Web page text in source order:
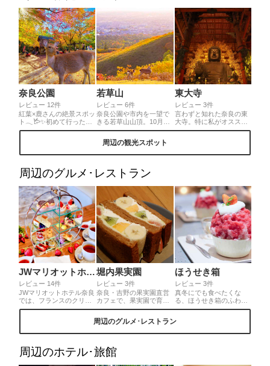
奈良公園
レビュー 12件
紅葉×鹿さんの絶景スポッ
ト𓂃𐂂✨初めて行ったけ
ど想像以上に鹿さんだら
◍)՞頭上下に揺らしてて
～と思ったら、鹿せんべ
いちょうだいって意味ら
い鹿さんに癒された🍀
若草山
レビュー 6件
奈良公園や市内を一望で
きる若草山山頂。10月下
旬から紅葉が始まり、魅
力増す景色を楽しめま
す。写真は去年11月初め
のものです。
東大寺
レビュー 3件
言わずと知れた奈良の東
大寺。特に私がオススメ
したいのは、8月15日の
た大仏さんの表情は、写
周辺の観光スポット
周辺のグルメ･レストラン
JWマリオットホテル奈良 FLYING STAG
レビュー 14件
JWマリオットホテル奈良
では、フランスのクリス
タルメゾンブランド
💕"ボタニカ"をテーマ
やハーブを添えて華やか
に仕上がったアフタヌー
堀内果実園
レビュー 3件
奈良・吉野の果実園直営
カフェで、果実園で育っ
た新鮮果物がいただけま
す。特にぶつ切り果物た
っぷりのフルーツサンド
はイチオシ♡果物の旨さ
糖パンに甘すぎないクリ
ームとの相性が抜群！◎
ほうせき箱
レビュー 3件
真冬にでも食べたくな
る、ほうせき箱のふわふ
わかき氷。写真はいちご
らいちご氷"。
周辺のグルメ･レストラン
周辺のホテル･旅館